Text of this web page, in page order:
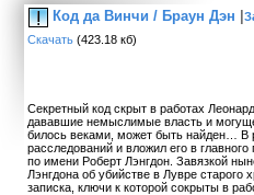
Код да Винчи / Браун Дэн |
Скачать (423.18 кб)
Секретный код скрыт в работах
дававшие немыслимые власть и
билось веками, может быть найден… В
расследований и вложил его в
по имени Роберт Лэнгдон. Завязкой
Лэнгдона об убийстве в Лувре старого
записка, ключи к которой сокрыты в